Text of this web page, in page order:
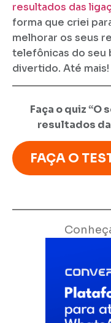
resultados das
forma que criei
melhorar os seus
telefônicas do seu
divertido. Até mais!
Faça o quiz “O
resultados
FAÇA O